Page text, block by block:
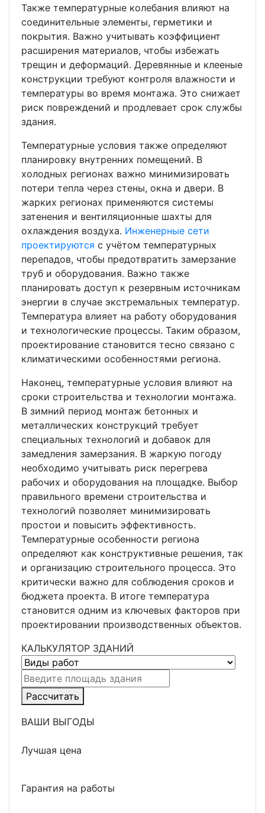
Также температурные колебания влияют на
соединительные элементы, герметики и
покрытия. Важно учитывать коэффициент
расширения материалов, чтобы избежать
трещин и деформаций. Деревянные и клееные
конструкции требуют контроля влажности и
температуры во время монтажа. Это снижает
риск повреждений и продлевает срок службы
здания.
Температурные условия также определяют
планировку внутренних помещений. В
холодных регионах важно минимизировать
потери тепла через стены, окна и двери. В
жарких регионах применяются системы
затенения и вентиляционные шахты для
охлаждения воздуха. Инженерные сети
проектируются с учётом температурных
перепадов, чтобы предотвратить замерзание
труб и оборудования. Важно также
планировать доступ к резервным источникам
энергии в случае экстремальных температур.
Температура влияет на работу оборудования
и технологические процессы. Таким образом,
проектирование становится тесно связано с
климатическими особенностями региона.
Наконец, температурные условия влияют на
сроки строительства и технологии монтажа.
В зимний период монтаж бетонных и
металлических конструкций требует
специальных технологий и добавок для
замедления замерзания. В жаркую погоду
необходимо учитывать риск перегрева
рабочих и оборудования на площадке. Выбор
правильного времени строительства и
технологий позволяет минимизировать
простои и повысить эффективность.
Температурные особенности региона
определяют как конструктивные решения, так
и организацию строительного процесса. Это
критически важно для соблюдения сроков и
бюджета проекта. В итоге температура
становится одним из ключевых факторов при
проектировании производственных объектов.
КАЛЬКУЛЯТОР ЗДАНИЙ
Рассчитать
ВАШИ ВЫГОДЫ
Лучшая цена
Гарантия на работы